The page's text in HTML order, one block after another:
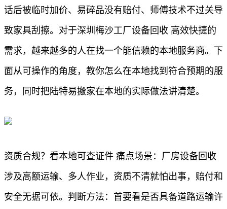
话后被临时加价、易碎品没有赔付、师傅技术不过关导
致家具刮擦。对于深圳梅沙工厂设备回收 高效快捷的
需求，越来越多的人在找一个能信赖的本地服务商。下
面从可操作的角度，教你怎么在本地找到符合预期的服
务，同时把陆特易搬家在本地的实际做法讲清楚。
资质合规？看本地可查证件 痛点场景：厂房设备回收
涉及高额运输、多人作业，资质不清就怕出事，赔付和
安全无据可依。判断方法：首要看是否具备道路运输许